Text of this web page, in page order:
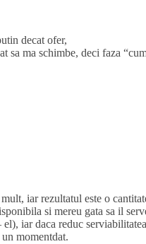
decat ofer,
sa ma schimbe, deci faza
iar rezultatul este o
si mereu gata sa il
el), iar daca reduc
momentdat.